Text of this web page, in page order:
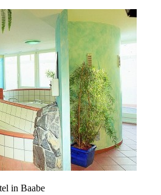
in Baabe